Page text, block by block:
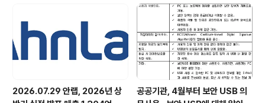
문하는 분들은 크게 세 부류로 나눌 수 있을 것 같다. 우선
대학 입시를 앞둔 고교생들이다. 이들은 보안 전문가가 되
려면 어떤 과를 가야 할지 고민하거나 아예 대학 대신에 보
안 전문 교육기관..
2026.07.29 안랩, 2026년 상
공공기관, 4월부터 보안 USB 의